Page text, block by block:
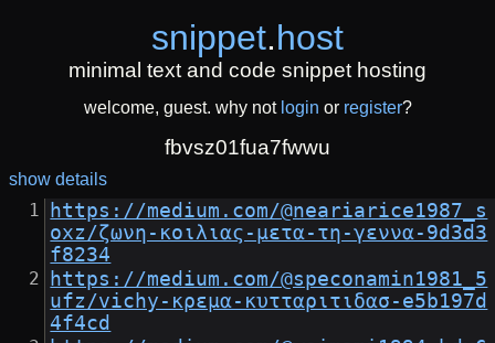
snippet.host
minimal text and code snippet hosting
welcome, guest. why not login or register?
fbvsz01fua7fwwu
show details
https://medium.com/@neariarice1987_s
oxz/ζωνη-κοιλιας-μετα-τη-γεννα-9d3d3
f8234
https://medium.com/@speconamin1981_5
ufz/vichy-κρεμα-κυτταριτιδασ-e5b197d
4f4cd